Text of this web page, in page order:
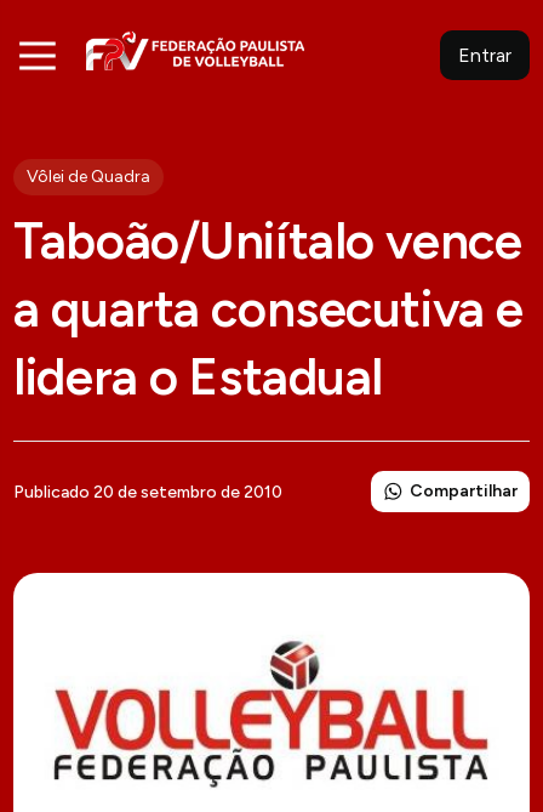
Entrar
Vôlei de Quadra
Taboão/Uniítalo vence
a quarta consecutiva e
lidera o Estadual
Publicado 20 de setembro de 2010 Compartilhar